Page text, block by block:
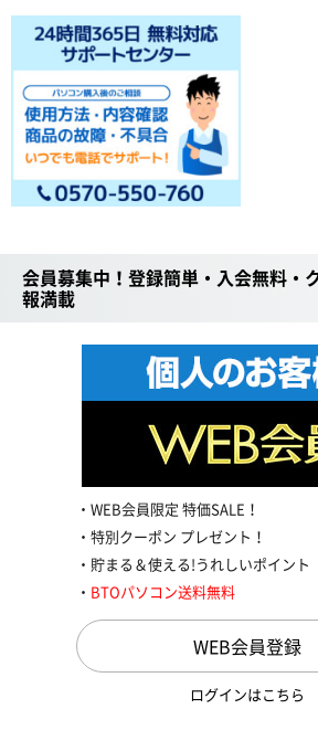
会員募集中！登録簡単・入会無料・
報満載
WEB会員限定 特価SALE！
特別クーポン プレゼント！
貯まる＆使える!うれしいポイント
BTOパソコン送料無料
WEB会員登録
ログインはこちら